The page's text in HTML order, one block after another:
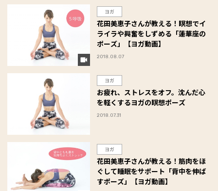
ヨガ
花田美恵子さんが教える！瞑想でイ
ライラや興奮をしずめる「蓮華座の
ポーズ」【ヨガ動画】
2018.08.07
ヨガ
お疲れ、ストレスをオフ。沈んだ心
を軽くするヨガの瞑想ポーズ
2018.07.31
ヨガ
花田美恵子さんが教える！筋肉をほ
ぐして睡眠をサポート「背中を伸ば
すポーズ」【ヨガ動画】